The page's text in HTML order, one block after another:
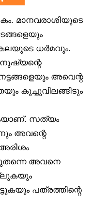
മാനവരാശിയുടെ
ധർമവും.
അവെന്റ
കൂച്ചുവിലങ്ങിടും
സത്യം
അവന്റെ
അവനെ
പത്രത്തിന്റെ